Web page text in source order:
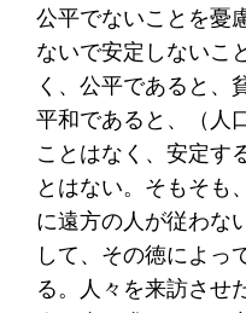
公平でないことを憂
ないで安定しないこ
く、公平であると、
平和であると、（人
ことはなく、安定す
とはない。そもそも
に遠方の人が従わな
して、その徳によっ
る。人々を来訪させ